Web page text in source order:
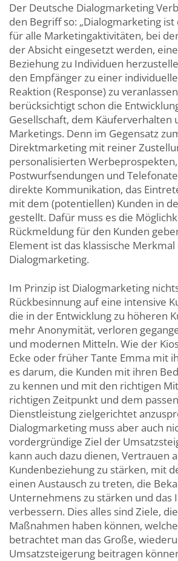
Der Deutsche Dialogmarketing
den Begriff so: „Dialogmarketing
für alle Marketingaktivitäten, bei
der Absicht eingesetzt werden,
Beziehung zu Individuen
den Empfänger zu einer
Reaktion (Response) zu
berücksichtigt schon die
Gesellschaft, dem Käuferverhalten
Marketings. Denn im Gegensatz
Direktmarketing mit reiner
personalisierten
Postwurfsendungen und
direkte Kommunikation, das
mit dem (potentiellen) Kunden in
gestellt. Dafür muss es die
Rückmeldung für den Kunden
Element ist das klassische Merkmal
Dialogmarketing.
Im Prinzip ist Dialogmarketing
Rückbesinnung auf eine intensive
die in der Entwicklung zu höheren
mehr Anonymität, verloren
und modernen Mitteln. Wie der
Ecke oder früher Tante Emma mit
es darum, die Kunden mit ihren
zu kennen und mit den richtigen
richtigen Zeitpunkt und dem
Dienstleistung zielgerichtet
Dialogmarketing muss aber auch
vordergründige Ziel der
kann auch dazu dienen, Vertrauen
Kundenbeziehung zu stärken, mit
einen Austausch zu treten, die
Unternehmens zu stärken und das
verbessern. Dies alles sind Ziele,
Maßnahmen haben können,
betrachtet man das Große,
Umsatzsteigerung beitragen